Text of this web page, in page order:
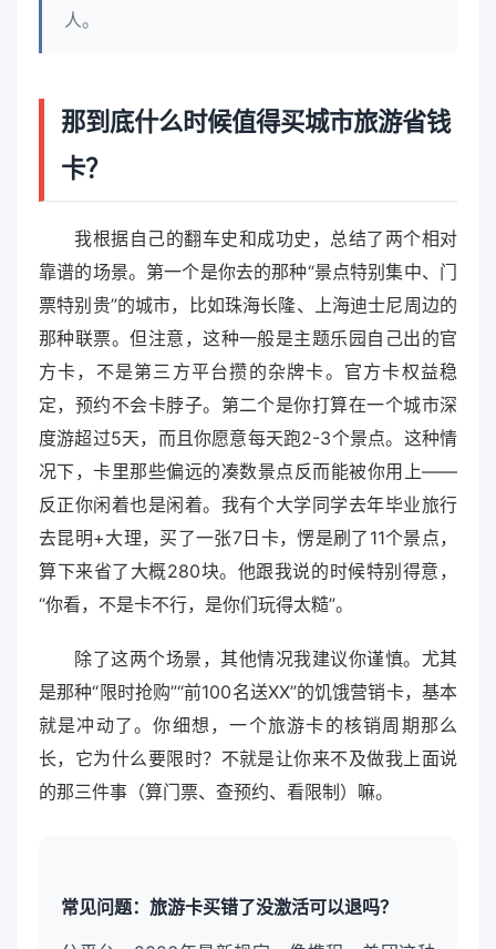
人。
那到底什么时候值得买城市旅游省钱
卡？
我根据自己的翻车史和成功史，总结了两个相对
靠谱的场景。第一个是你去的那种“景点特别集中、门
票特别贵”的城市，比如珠海长隆、上海迪士尼周边的
那种联票。但注意，这种一般是主题乐园自己出的官
方卡，不是第三方平台攒的杂牌卡。官方卡权益稳
定，预约不会卡脖子。第二个是你打算在一个城市深
度游超过5天，而且你愿意每天跑2-3个景点。这种情
况下，卡里那些偏远的凑数景点反而能被你用上——
反正你闲着也是闲着。我有个大学同学去年毕业旅行
去昆明+大理，买了一张7日卡，愣是刷了11个景点，
算下来省了大概280块。他跟我说的时候特别得意，
“你看，不是卡不行，是你们玩得太糙”。
除了这两个场景，其他情况我建议你谨慎。尤其
是那种“限时抢购”“前100名送XX”的饥饿营销卡，基本
就是冲动了。你细想，一个旅游卡的核销周期那么
长，它为什么要限时？不就是让你来不及做我上面说
的那三件事（算门票、查预约、看限制）嘛。
常见问题：旅游卡买错了没激活可以退吗？